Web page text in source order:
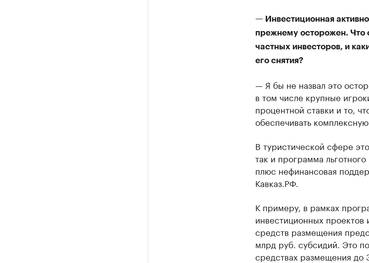
— Инвестиционная
прежнему осторожен. Что
частных инвесторов, и
его снятия?
— Я бы не назвал это
в том числе крупные
процентной ставки и то,
обеспечивать
В туристической сфере
так и программа
плюс нефинансовая
Кавказ.РФ.
К примеру, в рамках
инвестиционных проектов
средств размещения
млрд руб. субсидий. Это
средствах размещения до